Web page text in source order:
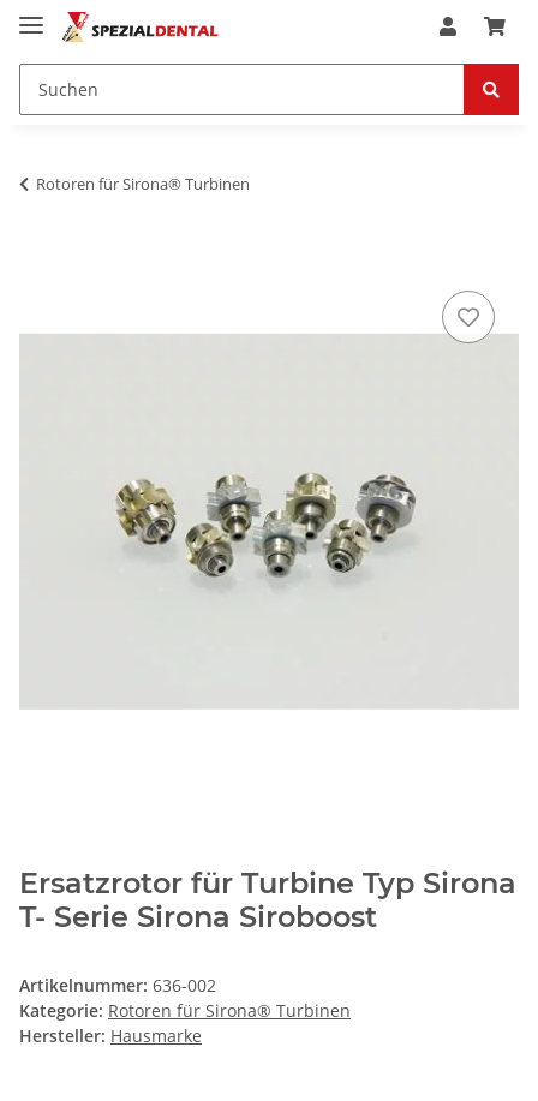
Rotoren für Sirona® Turbinen
Ersatzrotor für Turbine Typ Sirona
T- Serie Sirona Siroboost
Artikelnummer: 636-002
Kategorie: Rotoren für Sirona® Turbinen
Hersteller: Hausmarke